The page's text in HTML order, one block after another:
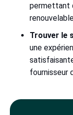
permettant
Trouver le
une
fournisseur